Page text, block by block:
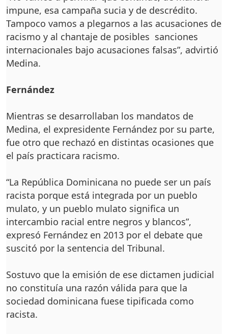
impune, esa campaña sucia y de descrédito.
Tampoco vamos a plegarnos a las acusaciones de
racismo y al chantaje de posibles sanciones
internacionales bajo acusaciones falsas”, advirtió
Medina.
Fernández
Mientras se desarrollaban los mandatos de
Medina, el expresidente Fernández por su parte,
fue otro que rechazó en distintas ocasiones que
el país practicara racismo.
“La República Dominicana no puede ser un país
racista porque está integrada por un pueblo
mulato, y un pueblo mulato significa un
intercambio racial entre negros y blancos”,
expresó Fernández en 2013 por el debate que
suscitó por la sentencia del Tribunal.
Sostuvo que la emisión de ese dictamen judicial
no constituía una razón válida para que la
sociedad dominicana fuese tipificada como
racista.